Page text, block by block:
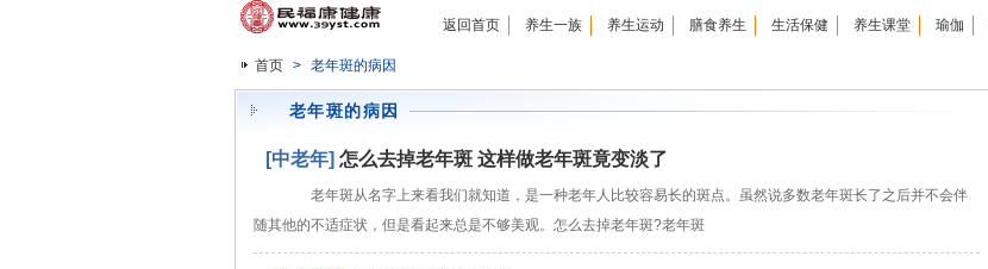
返回首页 养生一族 养生运动 膳食养生 生活保健 养生课堂 瑜伽
首页 > 老年斑的病因
老年斑的病因
[中老年] 怎么去掉老年斑 这样做老年斑竟变淡了
老年斑从名字上来看我们就知道，是一种老年人比较容易长的斑点。虽然说多数老年斑长了之后并不会伴
随其他的不适症状，但是看起来总是不够美观。怎么去掉老年斑?老年斑